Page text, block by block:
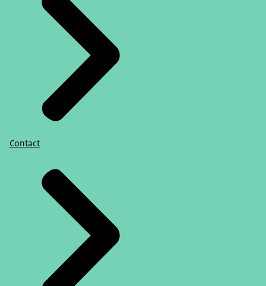
Contact